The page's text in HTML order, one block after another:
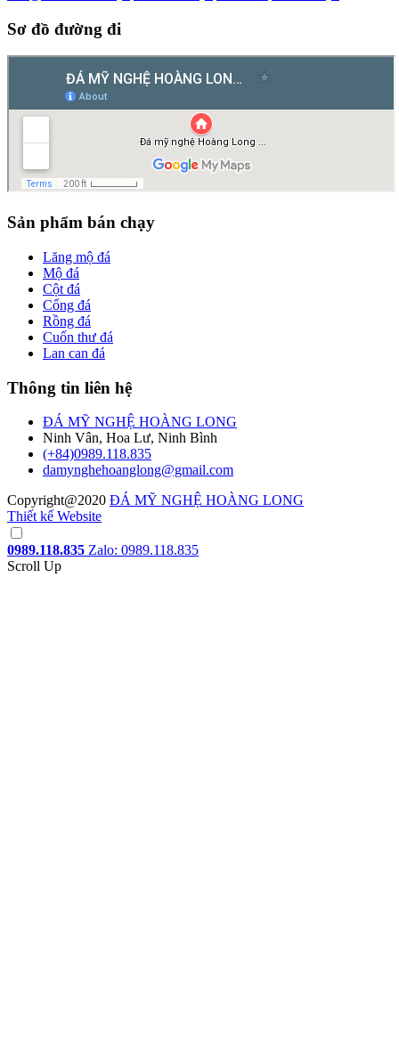
Sơ đồ đường đi
Sản phẩm bán chạy
Lăng mộ đá
Mộ đá
Cột đá
Cổng đá
Rồng đá
Cuốn thư đá
Lan can đá
Thông tin liên hệ
ĐÁ MỸ NGHỆ HOÀNG LONG
Ninh Vân, Hoa Lư, Ninh Bình
(+84)0989.118.835
damynghehoanglong@gmail.com
Copyright@2020 ĐÁ MỸ NGHỆ HOÀNG LONG
Thiết kế Website
0989.118.835 Zalo: 0989.118.835
Scroll Up